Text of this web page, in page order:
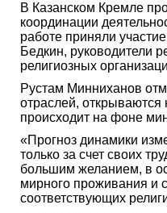
В Казанском Кремле
координации
работе приняли
Бедкин, руководители
религиозных
Рустам Минниханов
отраслей,
происходит на фоне
«Прогноз динамики
только за счет своих
большим желанием, в
мирного проживания и
соответствующих